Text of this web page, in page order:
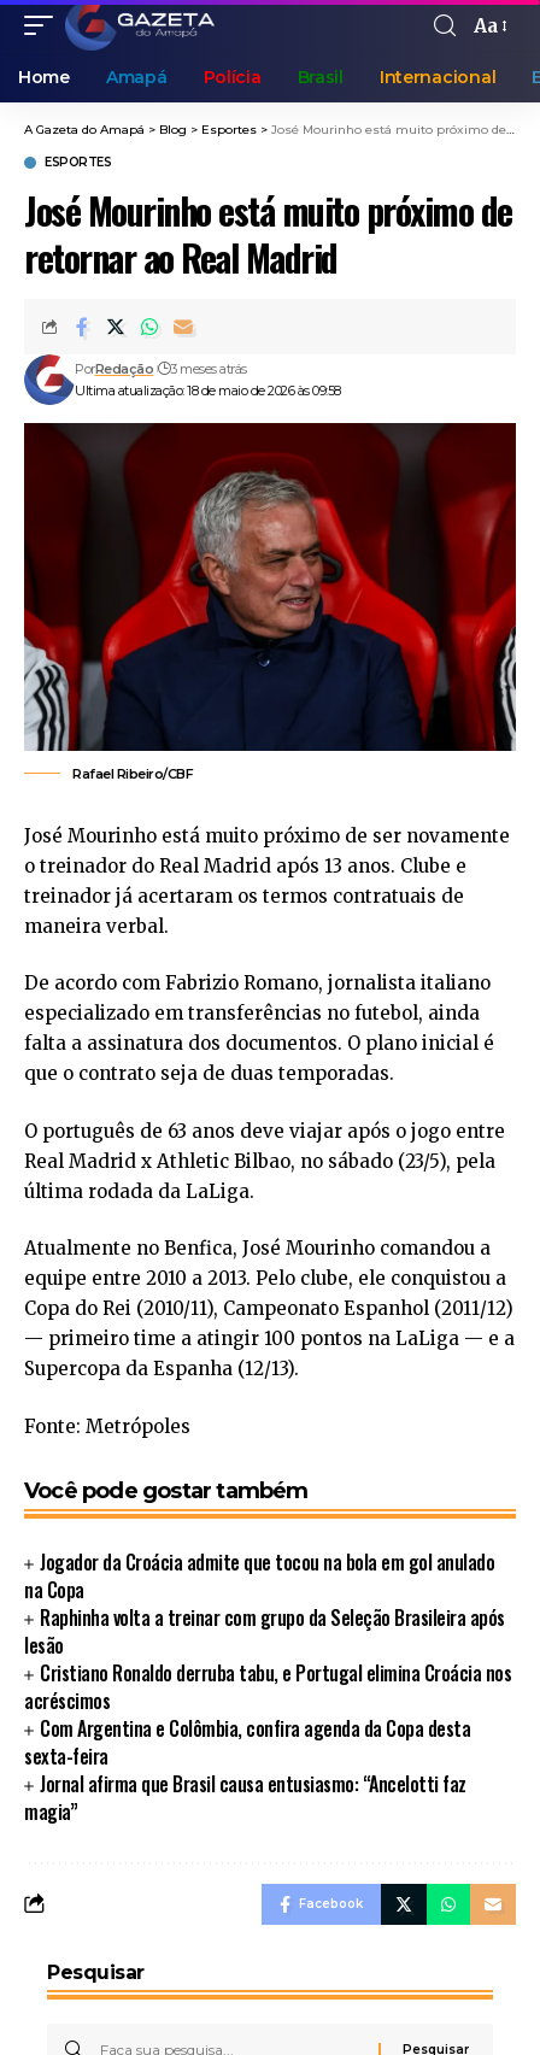
Aa
Home Amapá Polícia Brasil Internacional
A Gazeta do Amapá > Blog > Esportes > José Mourinho está muito próximo de retornar ao Real Madrid
ESPORTES
José Mourinho está muito próximo de
retornar ao Real Madrid
Ultima atualização: 18 de maio de 2026 às 09:58
PorRedação 3 meses atrás
Rafael Ribeiro/CBF
José Mourinho está muito próximo de ser novamente
o treinador do Real Madrid após 13 anos. Clube e
treinador já acertaram os termos contratuais de
maneira verbal.
De acordo com Fabrizio Romano, jornalista italiano
especializado em transferências no futebol, ainda
falta a assinatura dos documentos. O plano inicial é
que o contrato seja de duas temporadas.
O português de 63 anos deve viajar após o jogo entre
Real Madrid x Athletic Bilbao, no sábado (23/5), pela
última rodada da LaLiga.
Atualmente no Benfica, José Mourinho comandou a
equipe entre 2010 a 2013. Pelo clube, ele conquistou a
Copa do Rei (2010/11), Campeonato Espanhol (2011/12)
— primeiro time a atingir 100 pontos na LaLiga — e a
Supercopa da Espanha (12/13).
Fonte: Metrópoles
Você pode gostar também
Jogador da Croácia admite que tocou na bola em gol anulado
na Copa
Raphinha volta a treinar com grupo da Seleção Brasileira após
lesão
Cristiano Ronaldo derruba tabu, e Portugal elimina Croácia nos
acréscimos
Com Argentina e Colômbia, confira agenda da Copa desta
sexta-feira
Jornal afirma que Brasil causa entusiasmo: “Ancelotti faz
magia”
Facebook
Pesquisar